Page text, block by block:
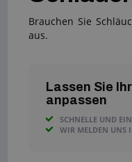
Brauchen Sie
aus.
Lassen Sie
anpassen
SCHNELLE UND
WIR MELDEN UNS